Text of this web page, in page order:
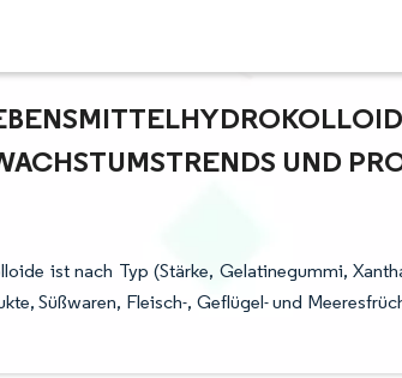
UND
ist nach Typ (Stärke, Gelatinegummi,
Süßwaren, Fleisch-, Geflügel- und